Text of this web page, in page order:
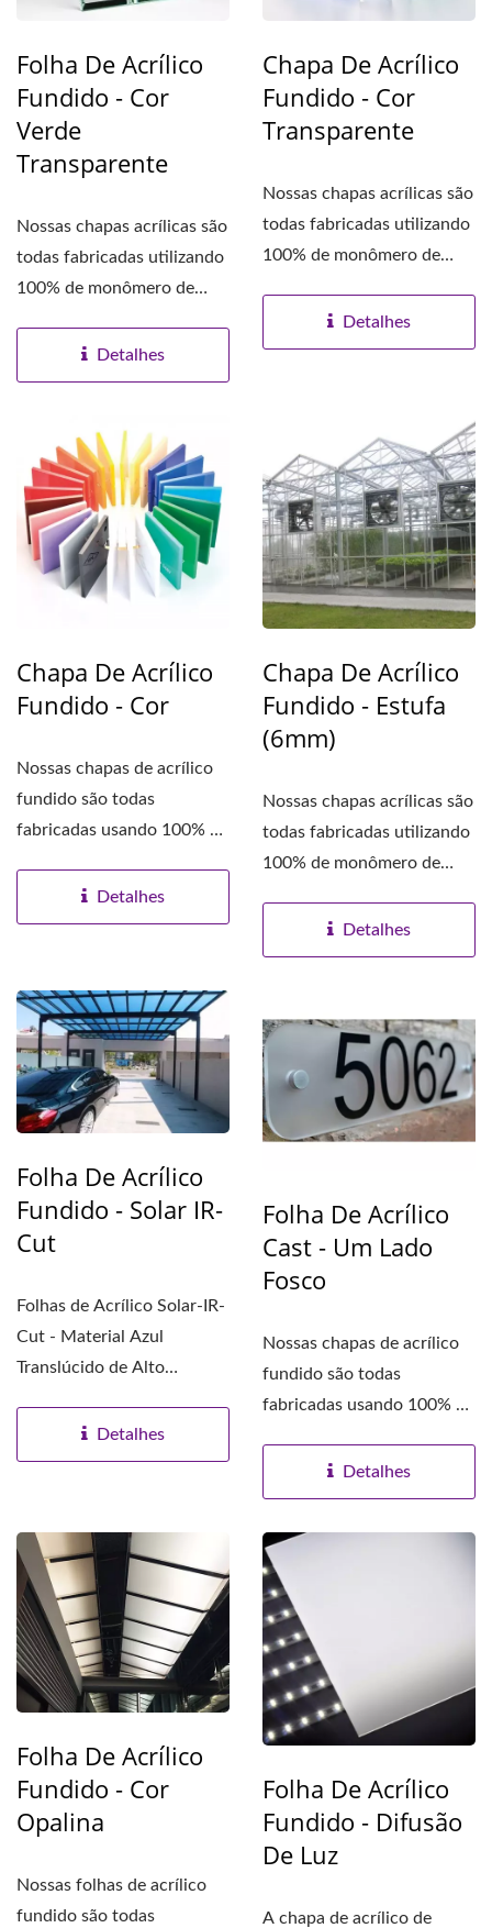
Folha De Acrílico
Fundido - Cor
Verde
Transparente
Nossas chapas acrílicas são
todas fabricadas utilizando
100% de monômero de
Detalhes
Chapa De Acrílico
Fundido - Cor
Transparente
Nossas chapas acrílicas são
todas fabricadas utilizando
100% de monômero de
Detalhes
Chapa De Acrílico
Fundido - Cor
Nossas chapas de acrílico
fundido são todas
fabricadas usando 100% de
Metacrilato...Detalhes
Chapa De Acrílico
Fundido - Estufa
(6mm)
Nossas chapas acrílicas são
todas fabricadas utilizando
100% de monômero de
Detalhes
Folha De Acrílico
Fundido - Solar IR-
Cut
Folhas de Acrílico Solar-IR-
Cut - Material Azul
Translúcido de Alto
Bloqueia...
Detalhes
Folha De Acrílico
Cast - Um Lado
Fosco
Nossas chapas de acrílico
fundido são todas
fabricadas usando 100% de
Metacrilato...Detalhes
Folha De Acrílico
Fundido - Cor
Opalina
Nossas folhas de acrílico
fundido são todas
Folha De Acrílico
Fundido - Difusão
De Luz
A chapa de acrílico de